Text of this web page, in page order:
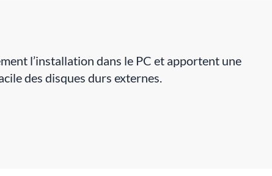
l’installation dans le PC et apportent une
des disques durs externes.